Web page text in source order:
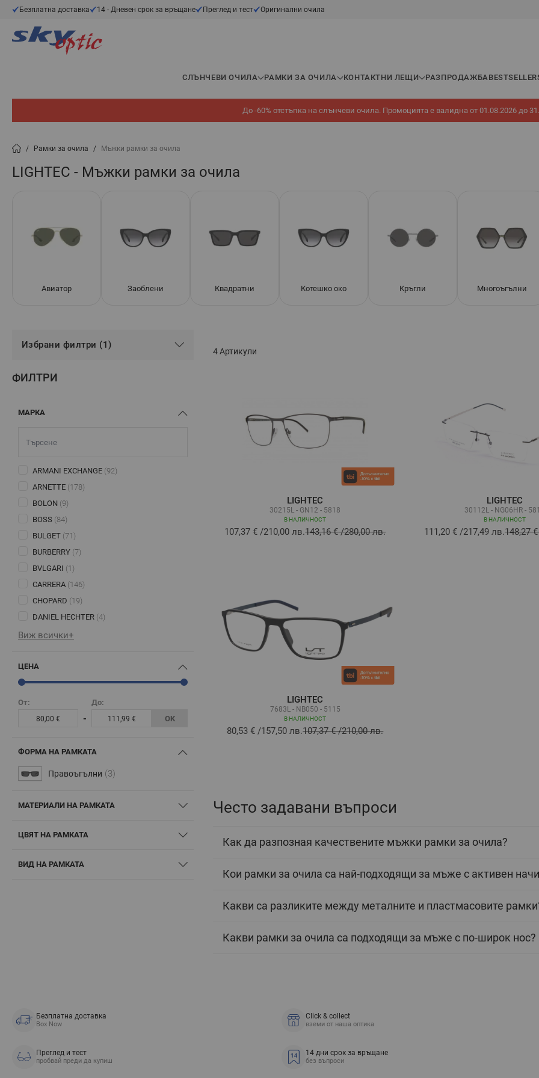
Прескачане към съдържанието
Безплатна доставка 14 - Дневен срок за връщане Преглед и тест Оригинални очила
СЛЪНЧЕВИ ОЧИЛА РАМКИ ЗА ОЧИЛА КОНТАКТНИ ЛЕЩИ РАЗПРОДАЖБА
До -60% отстъпка на слънчеви очила. Промоцията е валидна от 01.08.2026 до
/ Рамки за очила / Мъжки рамки за очила
LIGHTEC - Мъжки рамки за очила
Авиатор Заоблени Квадратни Котешко око Кръгли Многоъгълни
Избрани филтри (1)
ФИЛТРИ
МАРКА
ARMANI EXCHANGE (92)
ARNETTE (178)
BOLON (9)
BOSS (84)
BULGET (71)
BURBERRY (7)
BVLGARI (1)
CARRERA (146)
CHOPARD (19)
DANIEL HECHTER (4)
Виж всички+
ЦЕНА
От:
80,00 € -
До:
111,99 € OK
ФОРМА НА РАМКАТА
Правоъгълни (3)
МАТЕРИАЛИ НА РАМКАТА
ЦВЯТ НА РАМКАТА
ВИД НА РАМКАТА
4Артикули
LIGHTEC
30215L - GN12 - 5818
В НАЛИЧНОСТ
107,37 € /210,00 лв.143,16 €/280,00 лв.
LIGHTEC
30112L - NG06HR -
В НАЛИЧНОСТ
111,20 €/217,49 лв.148,27 €
LIGHTEC
7683L - NB050 - 5115
В НАЛИЧНОСТ
80,53 € /157,50 лв.107,37 €/210,00 лв.
Често задавани въпроси
Как да разпозная качествените мъжки рамки за очила?
Кои рамки за очила са най-подходящи за мъже с активен
Какви са разликите между металните и пластмасовите
Какви рамки за очила са подходящи за мъже с по-широк нос?
Безплатна доставка
Box Now
Click & collect
вземи от наша оптика
Преглед и тест
пробвай преди да купиш
14 дни срок за връщане
без въпроси